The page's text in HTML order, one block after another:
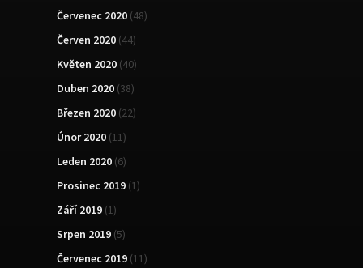
Červenec 2020 (48)
Červen 2020 (44)
Květen 2020 (40)
Duben 2020 (38)
Březen 2020 (22)
Únor 2020 (11)
Leden 2020 (6)
Prosinec 2019 (1)
Září 2019 (1)
Srpen 2019 (5)
Červenec 2019 (11)